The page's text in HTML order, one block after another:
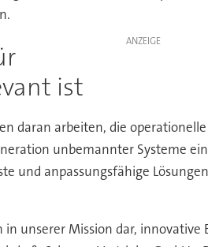
ANZEIGE
ist
daran arbeiten, die
unbemannter Systeme
und anpassungsfähige
unserer Mission dar, innovative